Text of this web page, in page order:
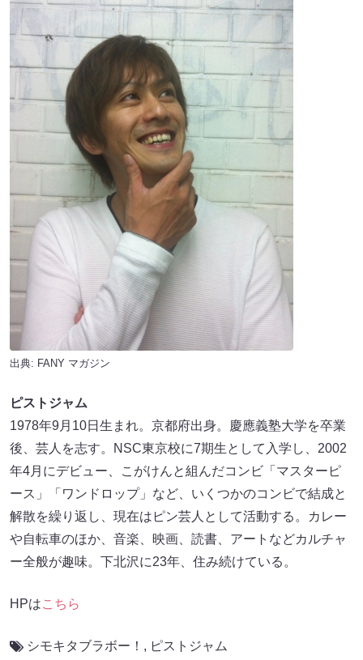
出典: FANY マガジン
ピストジャム
1978年9月10日生まれ。京都府出身。慶應義塾大学を卒業
後、芸人を志す。NSC東京校に7期生として入学し、2002
年4月にデビュー、こがけんと組んだコンビ「マスターピ
ース」「ワンドロップ」など、いくつかのコンビで結成と
解散を繰り返し、現在はピン芸人として活動する。カレー
や自転車のほか、音楽、映画、読書、アートなどカルチャ
ー全般が趣味。下北沢に23年、住み続けている。
HPはこちら
シモキタブラボー！ , ピストジャム